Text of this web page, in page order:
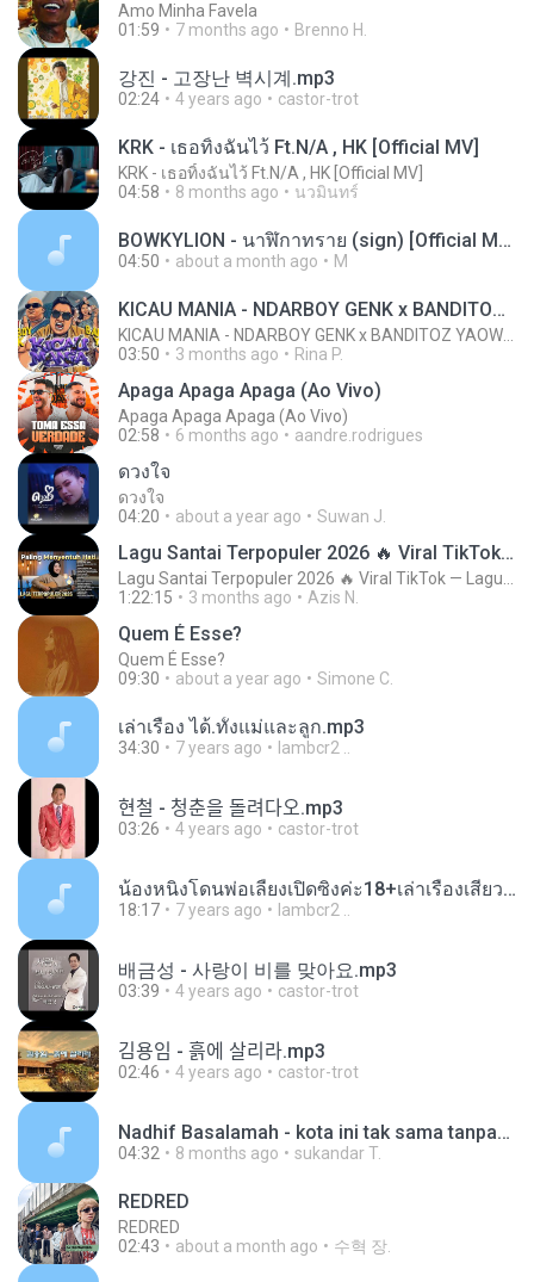
Amo Minha Favela
01:59
7 months ago Brenno H.
강진 - 고장난 벽시계.mp3
02:24 4 years ago castor-trot
KRK - เธอทิ้งฉันไว้ Ft.N/A , HK [Official MV]
KRK - เธอทิ้งฉันไว้ Ft.N/A , HK [Official MV]
04:58
8 months ago นวมินทร์
BOWKYLION - นาฬิกาทราย (sign) [Official MV]_128k.mp3
04:50 about a month ago M
KICAU MANIA - NDARBOY GENK x BANDITOZ YAOW 86 (OFFICIAL LYRIC VIDEO) GAS POL NDANGAK
03:50
3 months ago Rina P.
Apaga Apaga Apaga (Ao Vivo)
Apaga Apaga Apaga (Ao Vivo)
02:58
6 months ago aandre.rodrigues
ดวงใจ
ดวงใจ
04:20
about a year ago Suwan J.
Lagu Santai Terpopuler 2026 🔥 Viral TikTok — Lagu Pop Indonesia Terbaru & Paling Hits 2026
1:22:15
3 months ago Azis N.
Quem É Esse?
Quem É Esse?
09:30
about a year ago Simone C.
เล่าเรื่อง ได้.ทั้งแม่และลูก.mp3
34:30 7 years ago lambcr2 ..
현철 - 청춘을 돌려다오.mp3
03:26 4 years ago castor-trot
น้องหนิงโดนพ่อเลี้ยงเปิดซิงค่ะ18+เล่าเรื่องเสียว.mp3
18:17 7 years ago lambcr2 ..
배금성 - 사랑이 비를 맞아요.mp3
03:39 4 years ago castor-trot
김용임 - 흙에 살리라.mp3
02:46 4 years ago castor-trot
Nadhif Basalamah - kota ini tak sama tanpamu (Official Lyric Video).mp3
04:32 8 months ago sukandar T.
REDRED
REDRED
02:43
about a month ago 수혁 장.